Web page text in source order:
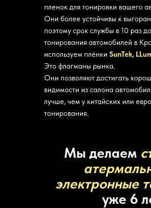
пленок для тонировки вашего
Они более устойчивы к
поэтому срок службы в 10 раз
тонирования автомобилей в
используем плёнки SunTek,
Это флагманы рынка.
Они позволяют достигать
видимости из салона
лучше, чем у китайских или
тонирования.
Мы делаем
электронные
уже 6